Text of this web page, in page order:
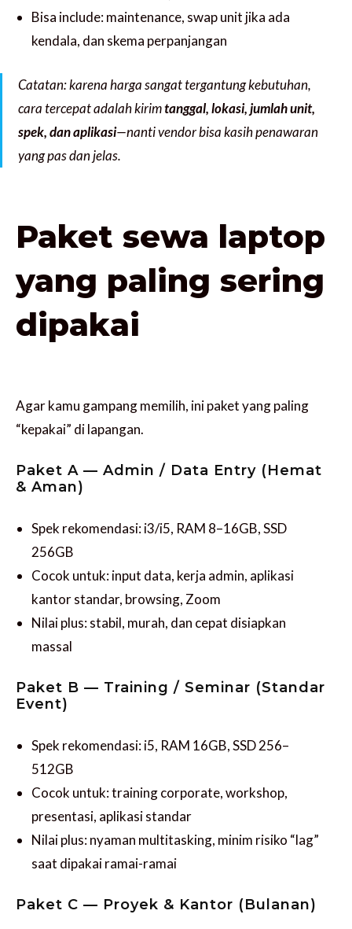
Bisa include: maintenance, swap unit jika ada
kendala, dan skema perpanjangan
Catatan: karena harga sangat tergantung kebutuhan,
cara tercepat adalah kirimtanggal, lokasi, jumlah unit,
spek, dan aplikasi—nanti vendor bisa kasih penawaran
yang pas dan jelas.
Paket sewa laptop
yang paling sering
dipakai
Agar kamu gampang memilih, ini paket yang paling
“kepakai” di lapangan.
Paket A — Admin / Data Entry (Hemat
& Aman)
Spek rekomendasi: i3/i5, RAM 8–16GB, SSD
256GB
Cocok untuk: input data, kerja admin, aplikasi
kantor standar, browsing, Zoom
Nilai plus: stabil, murah, dan cepat disiapkan
massal
Paket B — Training / Seminar (Standar
Event)
Spek rekomendasi: i5, RAM 16GB, SSD 256–
512GB
Cocok untuk: training corporate, workshop,
presentasi, aplikasi standar
Nilai plus: nyaman multitasking, minim risiko “lag”
saat dipakai ramai-ramai
Paket C — Proyek & Kantor (Bulanan)